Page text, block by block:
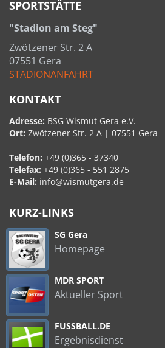
SPORTSTÄTTE
"Stadion am Steg"
Zwötzener Str. 2 A
07551 Gera
STADIONANFAHRT
KONTAKT
Adresse: BSG Wismut Gera e.V.
Ort: Zwötzener Str. 2 A | 07551 Gera
Telefon: +49 (0)365 - 37340
Telefax: +49 (0)365 - 551 2875
E-Mail: info@wismutgera.de
KURZ-LINKS
SG Gera
Homepage
MDR SPORT
Aktueller Sport
FUSSBALL.DE
Ergebnisdienst